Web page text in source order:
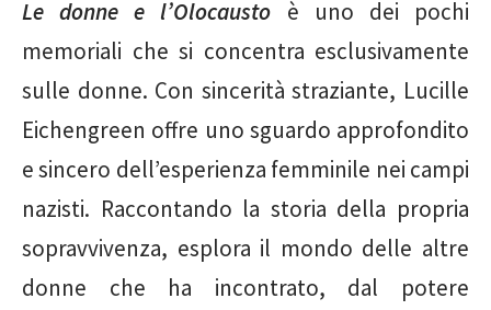
Le donne e l’Olocausto è uno dei pochi
memoriali che si concentra esclusivamente
sulle donne. Con sincerità straziante, Lucille
Eichengreen offre uno sguardo approfondito
e sincero dell’esperienza femminile nei campi
nazisti. Raccontando la storia della propria
sopravvivenza, esplora il mondo delle altre
donne che ha incontrato, dal potere